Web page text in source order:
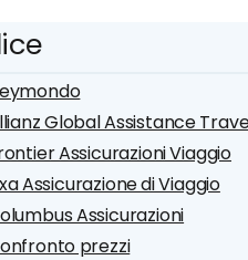
Global Assistance
Assicurazioni Viaggio
Assicurazione di Viaggio
Assicurazioni
prezzi